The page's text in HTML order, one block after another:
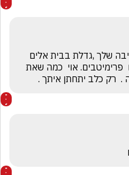
רק כלב יתחתן איתך .